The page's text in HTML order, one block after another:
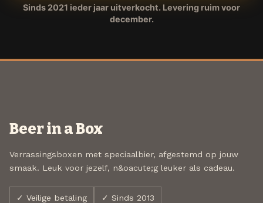
Sinds 2021 ieder jaar uitverkocht. Levering ruim voor
december.
Beer in a Box
Verrassingsboxen met speciaalbier, afgestemd op jouw
smaak. Leuk voor jezelf, n&oacute;g leuker als cadeau.
✓ Veilige betaling ✓ Sinds 2013